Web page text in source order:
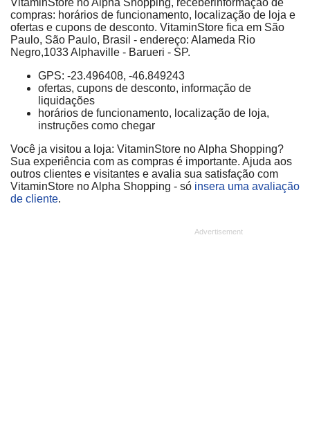
VitaminStore no Alpha Shopping, receberinformação de
compras: horários de funcionamento, localização de loja e
ofertas e cupons de desconto. VitaminStore fica em São
Paulo, São Paulo, Brasil - endereço: Alameda Rio
Negro,1033 Alphaville - Barueri - SP.
GPS: -23.496408, -46.849243
ofertas, cupons de desconto, informação de
liquidações
horários de funcionamento, localização de loja,
instruções como chegar
Você ja visitou a loja: VitaminStore no Alpha Shopping?
Sua experiência com as compras é importante. Ajuda aos
outros clientes e visitantes e avalia sua satisfação com
VitaminStore no Alpha Shopping - só insera uma avaliação
de cliente.